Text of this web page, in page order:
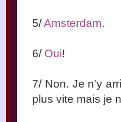
5/Amsterdam.
6/ Oui!
7/ Non. Je n'y
plus vite mais je